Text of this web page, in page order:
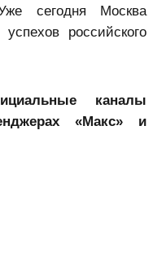
Уже сегодня Москва
российского
каналы
«Макс» и